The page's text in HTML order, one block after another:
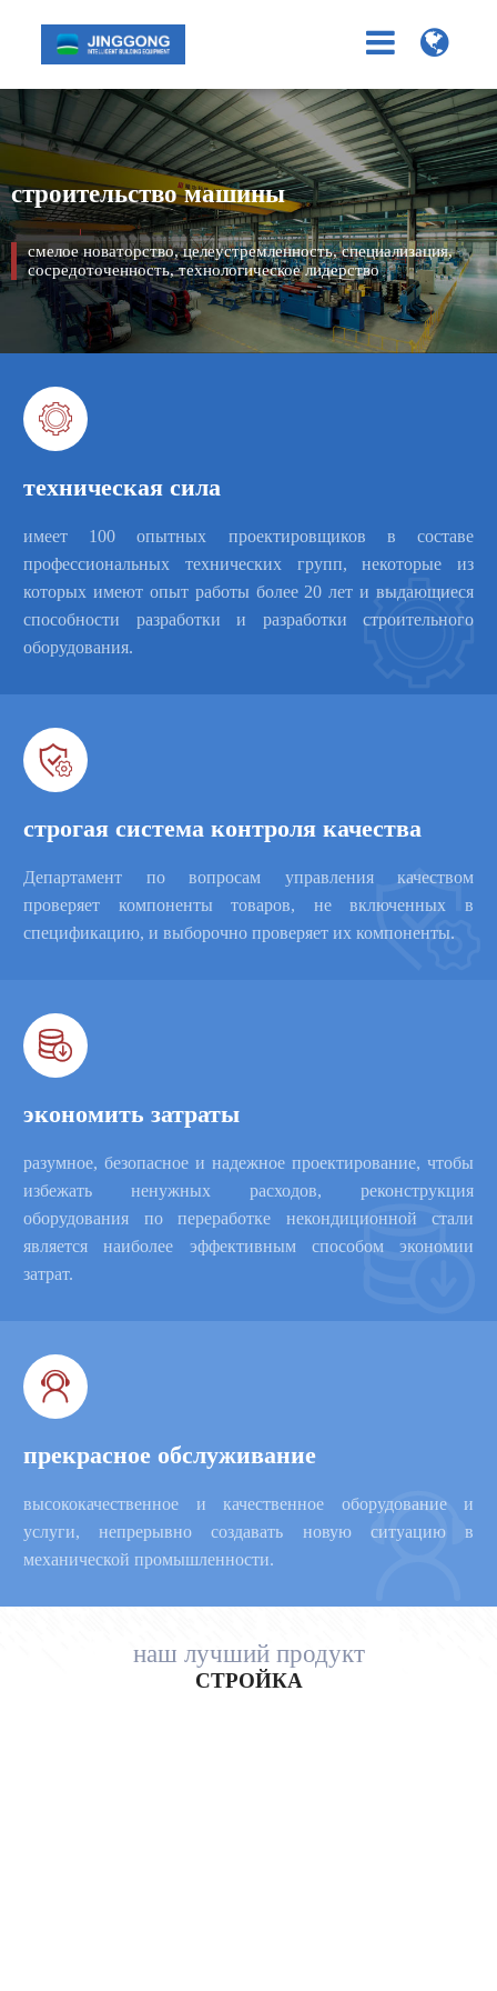
строительство машины
смелое новаторство, целеустремленность, специализация,
сосредоточенность, технологическое лидерство

техническая сила
имеет 100 опытных проектировщиков в составе
профессиональных технических групп, некоторые из
которых имеют опыт работы более 20 лет и выдающиеся
способности разработки и разработки строительного
оборудования.


строгая система контроля качества
Департамент по вопросам управления качеством
проверяет компоненты товаров, не включенных в
спецификацию, и выборочно проверяет их компоненты.

экономить затраты
разумное, безопасное и надежное проектирование, чтобы
избежать ненужных расходов, реконструкция
оборудования по переработке некондиционной стали
является наиболее эффективным способом экономии
затрат.


прекрасное обслуживание
высококачественное и качественное оборудование и
услуги, непрерывно создавать новую ситуацию в
механической промышленности.

наш лучший продукт
СТРОЙКА